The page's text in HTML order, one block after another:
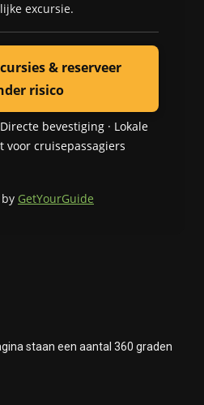
excursie.
& reserveer
risico
bevestiging · Lokale
voor cruisepassagiers
GetYourGuide
staan een aantal 360 graden